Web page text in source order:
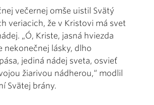
večernej omše uistil Svätý
veriacich, že v Kristovi má svet
„Ó, Kriste, jasná hviezda
nekonečnej lásky, dlho
jediná nádej sveta, osvieť
žiarivou nádherou,“ modlil
Svätej brány.